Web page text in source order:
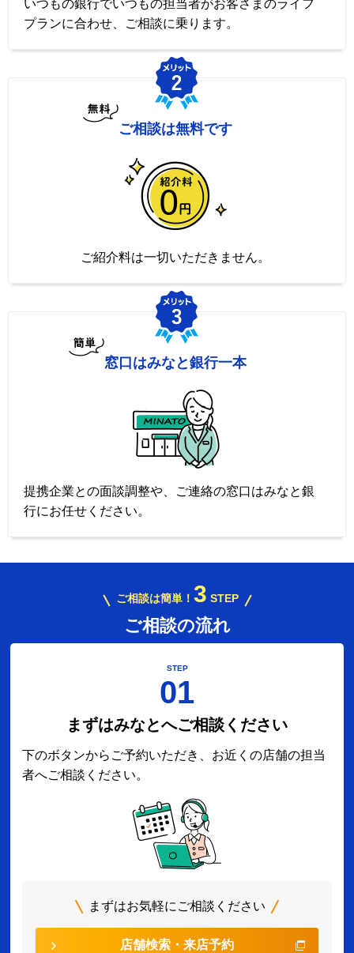
いつもの銀行でいつもの担当者がお客さまのライフ
プランに合わせ、ご相談に乗ります。
ご相談は無料です
ご紹介料は一切いただきません。
窓口はみなと銀行一本
提携企業との面談調整や、ご連絡の窓口はみなと銀
行にお任せください。
ご相談は簡単！ 3 STEP
ご相談の流れ
STEP
01
まずはみなとへご相談ください
下のボタンからご予約いただき、お近くの店舗の担当
者へご相談ください。
まずはお気軽にご相談ください
店舗検索・来店予約